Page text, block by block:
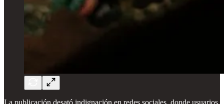
La publicación desató indignación en redes sociales, donde usuarios